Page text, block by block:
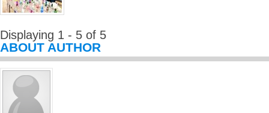
Displaying 1 - 5 of 5
ABOUT AUTHOR